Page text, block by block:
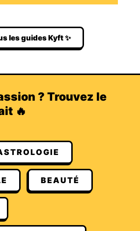
les guides Kyft ✨
? Trouvez le
🔥
BEAUTÉ